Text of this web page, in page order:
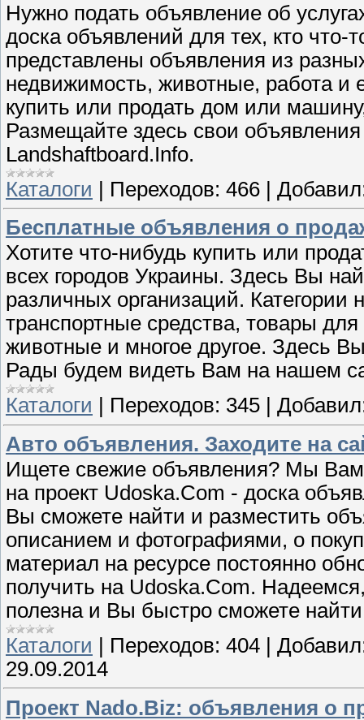
Нужно подать объявление об
доска объявлений для тех, кто что-
представлены объявления из
недвижимость, животные, работа и
купить или продать дом или
Размещайте здесь свои
Landshaftboard.Info.
Каталоги | Переходов: 466 |
Бесплатные объявления о
Хотите что-нибудь купить или
всех городов Украины. Здесь Вы
различных организаций.
транспортные средства, товары
животные и многое другое. Здесь
Рады будем видеть Вам на нашем
Каталоги
Переходов: 345
Авто объявления. Заходите на
Ищете свежие объявления? Мы
на проект Udoska.Com - доска
Вы сможете найти и разместить
описанием и фотографиями, о
материал на ресурсе постоянно
получить на Udoska.Com.
полезна и Вы быстро сможете
Каталоги
Переходов: 404
29.09.2014
Проект Nado.Biz: объявления о